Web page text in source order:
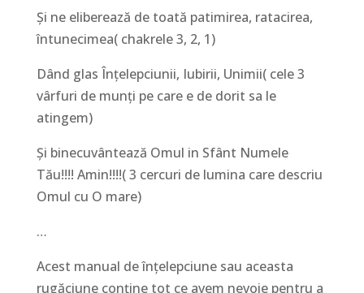
Și ne eliberează de toată patimirea, ratacirea,
întunecimea( chakrele 3, 2, 1)
Dând glas Înțelepciunii, Iubirii, Unimii( cele 3
vârfuri de munți pe care e de dorit sa le
atingem)
Și binecuvântează Omul in Sfânt Numele
Tău!!!! Amin!!!!( 3 cercuri de lumina care descriu
Omul cu O mare)
…
Acest manual de înțelepciune sau aceasta
rugăciune conține tot ce avem nevoie pentru a